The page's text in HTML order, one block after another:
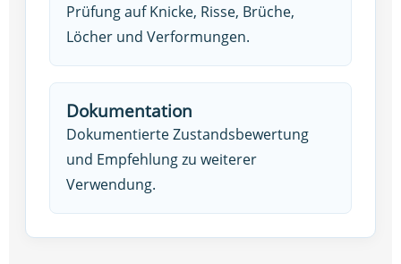
Prüfung auf Knicke, Risse, Brüche,
Löcher und Verformungen.
Dokumentation
Dokumentierte Zustandsbewertung
und Empfehlung zu weiterer
Verwendung.